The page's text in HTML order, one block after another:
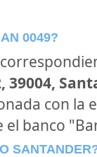
0049?
39004,
con la
banco